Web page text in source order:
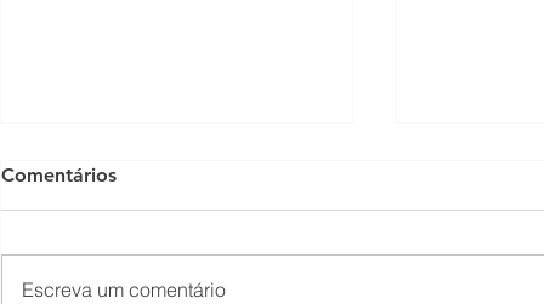
Comentários
Escreva um comentário